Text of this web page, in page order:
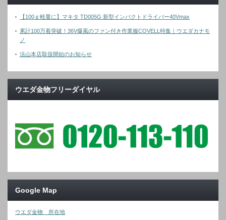
【100ｇ軽量に】マキタ TD005G 新型インパクトドライバー40Vmax
累計100万着突破！36V爆風のファン付き作業服COVELL特集｜ウエダカナモ
ノ
法山本店取扱開始のお知らせ
ウエダ金物フリーダイヤル
Google Map
ウエダ金物 所在地